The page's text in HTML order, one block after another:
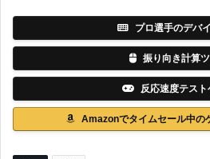
プロ選手のデバ
振り向き計算
反応速度テスト
Amazonでタイムセール中の